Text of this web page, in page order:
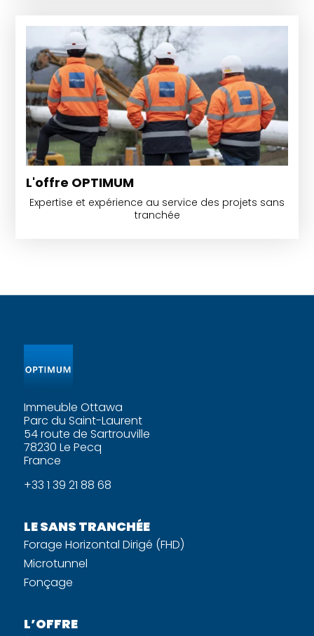
L'offre OPTIMUM
Expertise et expérience au service des projets sans
tranchée
Immeuble Ottawa
Parc du Saint-Laurent
54 route de Sartrouville
78230 Le Pecq
France
+33 1 39 21 88 68
LE SANS TRANCHÉE
Forage Horizontal Dirigé (FHD)
Microtunnel
Fonçage
L’OFFRE